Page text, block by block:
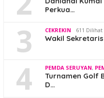
Perkua…
3 CEKREKIN 611 Dilihat
Wakil Sekretaris
4 PEMDA SERUYAN,
Turnamen Golf
D…